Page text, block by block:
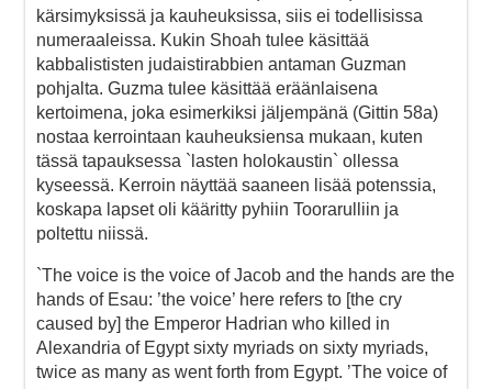
kärsimyksissä ja kauheuksissa, siis ei todellisissa
numeraaleissa. Kukin Shoah tulee käsittää
kabbalististen judaistirabbien antaman Guzman
pohjalta. Guzma tulee käsittää eräänlaisena
kertoimena, joka esimerkiksi jäljempänä (Gittin 58a)
nostaa kerrointaan kauheuksiensa mukaan, kuten
tässä tapauksessa `lasten holokaustin` ollessa
kyseessä. Kerroin näyttää saaneen lisää potenssia,
koskapa lapset oli kääritty pyhiin Toorarulliin ja
poltettu niissä.
`The voice is the voice of Jacob and the hands are the
hands of Esau: ’the voice’ here refers to [the cry
caused by] the Emperor Hadrian who killed in
Alexandria of Egypt sixty myriads on sixty myriads,
twice as many as went forth from Egypt. ’The voice of